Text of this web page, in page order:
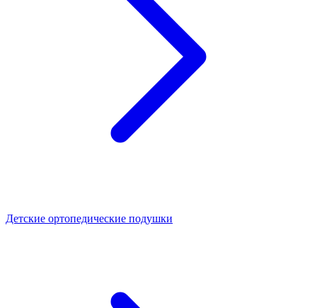
Детские ортопедические подушки